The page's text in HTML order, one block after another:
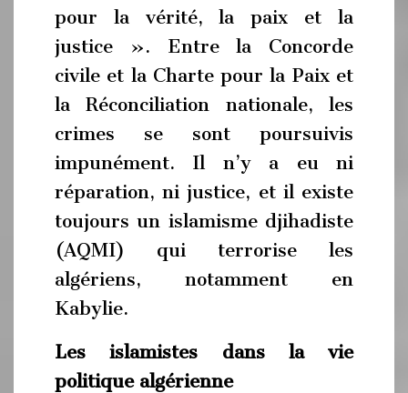
pour la vérité, la paix et la
justice ». Entre la Concorde
civile et la Charte pour la Paix et
la Réconciliation nationale, les
crimes se sont poursuivis
impunément. Il n’y a eu ni
réparation, ni justice, et il existe
toujours un islamisme djihadiste
(AQMI) qui terrorise les
algériens, notamment en
Kabylie.
Les islamistes dans la vie
politique algérienne